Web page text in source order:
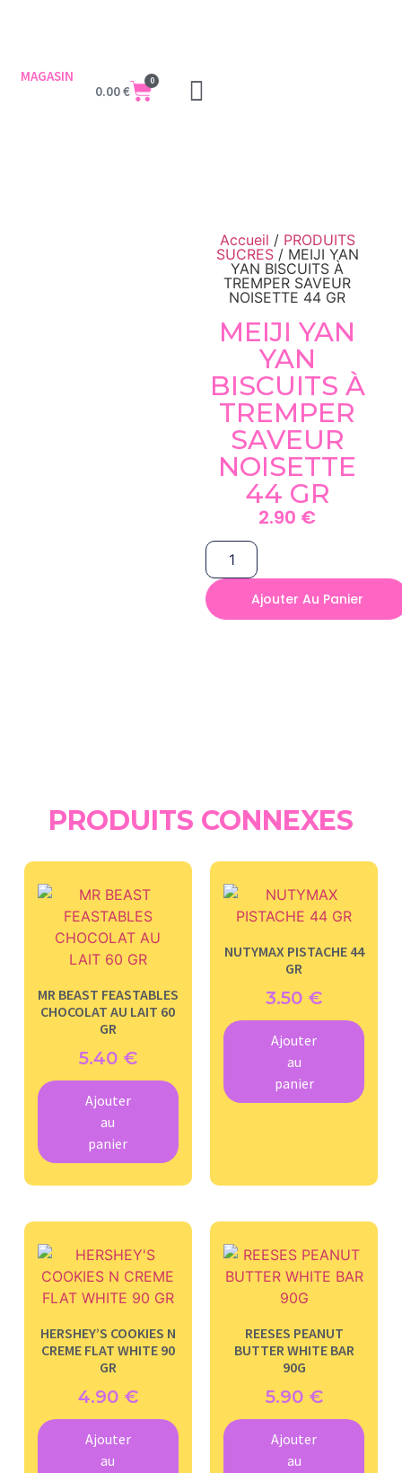
MAGASIN
0.00€
0
Accueil / PRODUITS
SUCRES/ MEIJI YAN
YAN BISCUITS À
TREMPER SAVEUR
NOISETTE 44 GR
MEIJI YAN
YAN
BISCUITS À
TREMPER
SAVEUR
NOISETTE
44 GR
2.90 €
Ajouter Au Panier
PRODUITS CONNEXES
MR BEAST FEASTABLES
CHOCOLAT AU LAIT 60
GR
5.40 €
Ajouter
au
panier
NUTYMAX PISTACHE 44
GR
3.50 €
Ajouter
au
panier
HERSHEY’S COOKIES N
CREME FLAT WHITE 90
GR
4.90 €
Ajouter
au
REESES PEANUT
BUTTER WHITE BAR
90G
5.90 €
Ajouter
au